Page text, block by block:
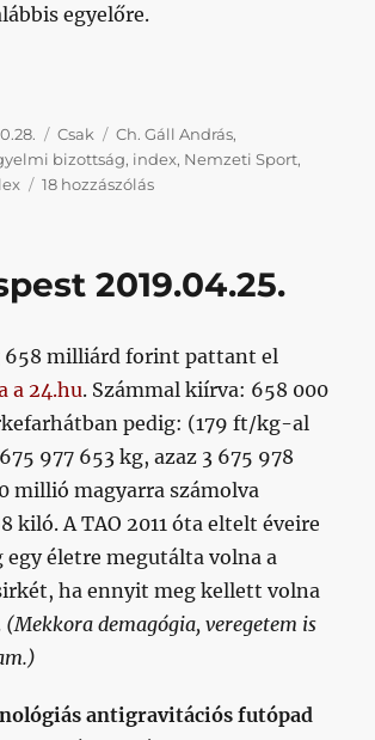
egyelőre.
döntés Egerszegről”
Kategória
Csak Címke
Ch. Gáll András,
bizottság, index, Nemzeti Sport,
18 hozzászólásEgyelőre
című
2019.04.25.
658 milliárd forint pattant el
a 24.hu. Számmal kiírva: 658 000
pedig: (179 ft/kg-al
977 653 kg, azaz 3 675 978
millió magyarra számolva
kiló. A TAO 2011 óta eltelt éveire
egy életre megutálta volna a
ha ennyit meg kellett volna
(Mekkora demagógia, veregetem is
antigravitációs futópad